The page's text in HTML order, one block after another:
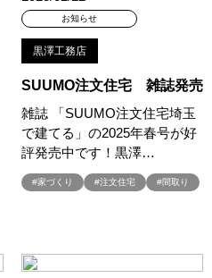
レゼント #ご来場予約フェア
#さいたま市浦和区領家
#さわやかハイム
#すみりん #そらのま
#なんでも相談
#へーベルハウス
#みらいエコ住宅2026
#もるぞう #ゆっくり見学
アリビングフェア
お知らせ
黒澤工務店
SUUMO注文住宅 雑誌発売
雑誌 「SUUMO注文住宅埼玉
で建てる」の2025年春号が好
評発売中です！黒澤…
#家づくり #注文住宅 #間取り